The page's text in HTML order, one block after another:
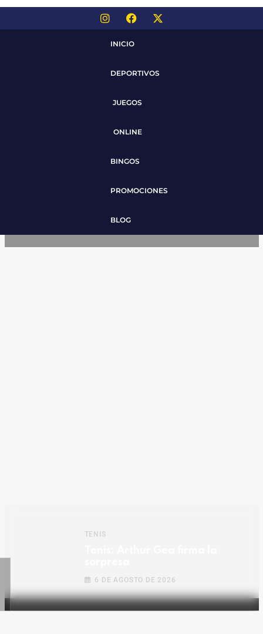
INICIO
DEPORTIVOS
JUEGOS
ONLINE
BINGOS
PROMOCIONES
BLOG
TENIS
6 DE AGOSTO DE 2026